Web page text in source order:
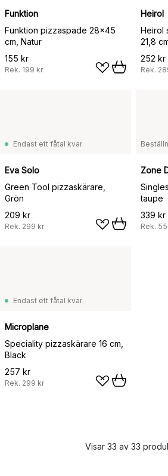
Funktion
Funktion pizzaspade 28x45
cm, Natur
155 kr
Rek. 199 kr
Heirol
Heirol
21,8
252 kr
Rek.
Endast ett fåtal kvar
Eva Solo
Green Tool pizzaskärare,
Grön
209 kr
Rek. 299 kr
Zone
taupe
339 kr
Rek.
Endast ett fåtal kvar
Microplane
Speciality pizzaskärare 16 cm,
Black
257 kr
Rek. 299 kr
Visar 33 av 33